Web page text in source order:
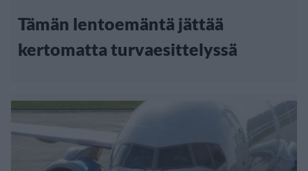
Tämän lentoemäntä jättää
kertomatta turvaesittelyssä